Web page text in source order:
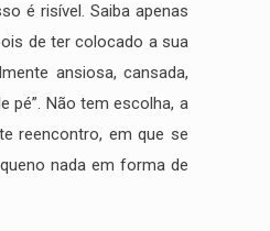
é risível. Saiba apenas
de ter colocado a sua
ansiosa, cansada,
pé”. Não tem escolha, a
reencontro, em que se
nada em forma de